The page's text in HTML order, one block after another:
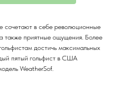
сочетают в себе революционные
также приятные ощущения. Более
достичь максимальных
пятый гольфист в США
WeatherSof.